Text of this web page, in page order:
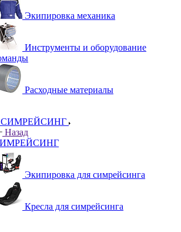
Экипировка механика
Инструменты и оборудование
Расходные материалы
СИМРЕЙСИНГ
Назад
Экипировка для симрейсинга
Кресла для симрейсинга